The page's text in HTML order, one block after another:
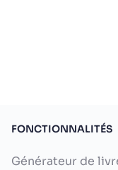
FONCTIONNALITÉS
Générateur de